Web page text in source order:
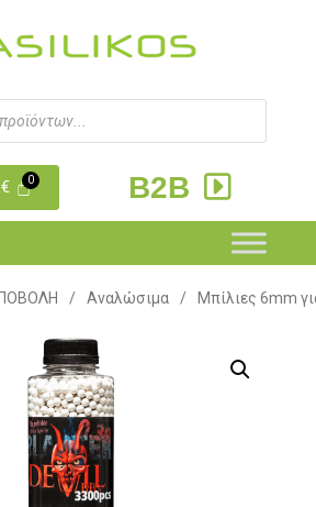
€ B2B
/ Αναλώσιμα / Μπίλιες 6mm